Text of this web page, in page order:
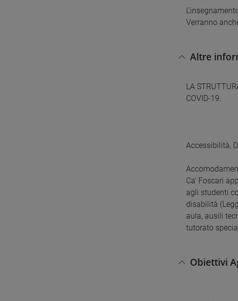
Verranno
Altre
LA
COVID-19.
Accessibilità,
Ca’ Foscari
agli studenti
disabilità
aula, ausili
tutorato
Obiettivi